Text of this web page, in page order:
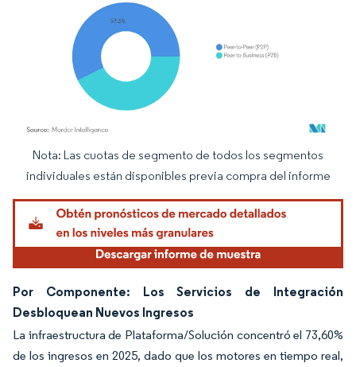
Imagen © Mordor Intelligence. El uso requiere atribución según CC BY 4.0.
Nota: Las cuotas de segmento de todos los segmentos
individuales están disponibles previa compra del informe
Por Componente: Los Servicios de Integración
Desbloquean Nuevos Ingresos
La infraestructura de Plataforma/Solución concentró el 73,60%
de los ingresos en 2025, dado que los motores en tiempo real,